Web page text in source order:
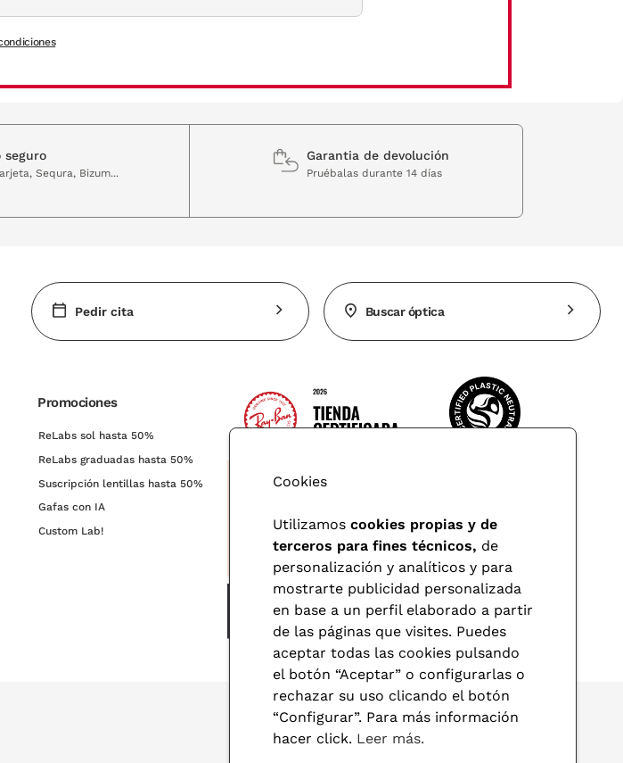
seguro
Sequra, Bizum...
Garantia de devolución
Pruébalas durante 14 días
Pedir cita Buscar óptica
Promociones
ReLabs sol hasta 50%
ReLabs graduadas hasta 50%
Suscripción lentillas hasta 50%
Gafas con IA
Custom Lab!
Cookies
Utilizamos cookies propias y de
terceros para fines técnicos, de
personalización y analíticos y para
mostrarte publicidad personalizada
en base a un perfil elaborado a partir
de las páginas que visites. Puedes
aceptar todas las cookies pulsando
el botón “Aceptar” o configurarlas o
rechazar su uso clicando el botón
“Configurar”. Para más información
hacer click. Leer más.